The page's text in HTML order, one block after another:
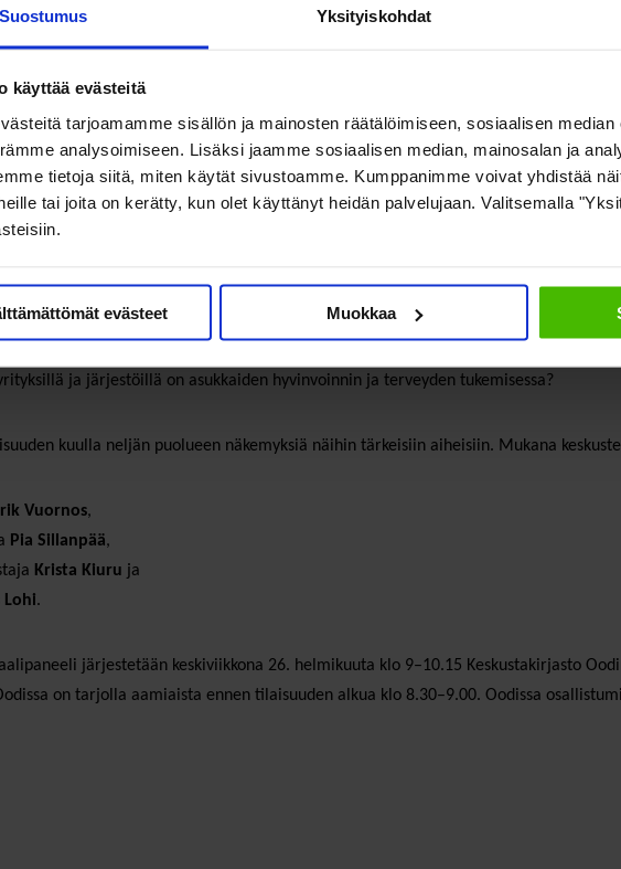
Suostumus Yksityiskohdat
käyttää evästeitä
tarjoamamme sisällön ja mainosten räätälöimiseen, sosiaalisen
analysoimiseen. Lisäksi jaamme sosiaalisen median, mainosalan ja
tietoja siitä, miten käytät sivustoamme. Kumppanimme voivat yhdistää
tai joita on kerätty, kun olet käyttänyt heidän palvelujaan. Valitsemalla
evästeet Muokkaa
vai kehityksessä?
nyt
mitkä ovat hyvinvointialueiden prioriteetit seuraavana neljänä vuotena? Riittävätkö
ja järjestöillä on asukkaiden hyvinvoinnin ja terveyden tukemisessa?
kuulla neljän puolueen näkemyksiä näihin tärkeisiin aiheisiin. Mukana
Vuornos,
Pia Sillanpää,
Krista Kiuru ja
Lohi.
järjestetään keskiviikkona 26. helmikuuta klo 9–10.15 Keskustakirjasto
on tarjolla aamiaista ennen tilaisuuden alkua klo 8.30–9.00. Oodissa